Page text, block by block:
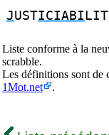
JUSTICIABI
Liste conforme à la
scrabble.
Les définitions sont de
1Mot.net
.